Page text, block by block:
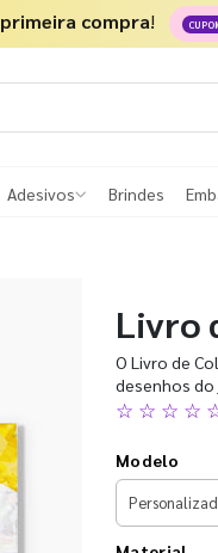
primeira compra!
Adesivos Brindes
Livro
O Livro de
desenhos do
☆ ☆ ☆ ☆
Modelo